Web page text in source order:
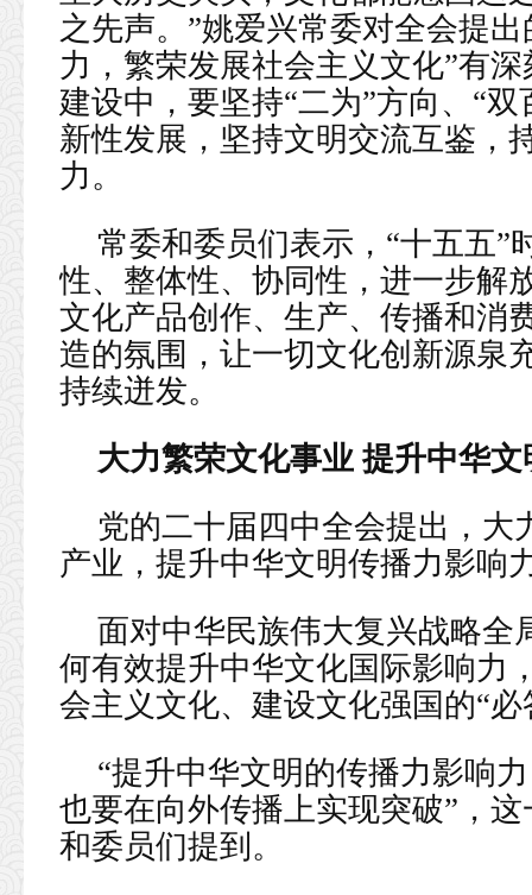
之先声。”姚爱兴常委对全会提
力，繁荣发展社会主义文化”有
建设中，要坚持“二为”方向、“
新性发展，坚持文明交流互鉴，
力。
常委和委员们表示，“十五五”
性、整体性、协同性，进一步解
文化产品创作、生产、传播和消
造的氛围，让一切文化创新源泉
持续迸发。
大力繁荣文化事业 提升中华
党的二十届四中全会提出，大
产业，提升中华文明传播力影响
面对中华民族伟大复兴战略全
何有效提升中华文化国际影响力
会主义文化、建设文化强国的“必
“提升中华文明的传播力影响
也要在向外传播上实现突破”，
和委员们提到。